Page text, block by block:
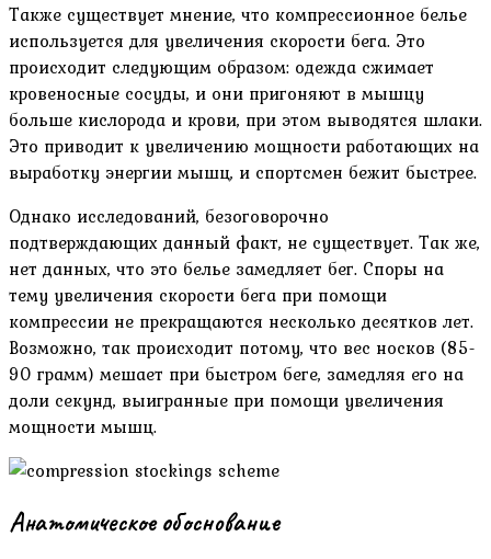
Также существует мнение, что компрессионное белье
используется для увеличения скорости бега. Это
происходит следующим образом: одежда сжимает
кровеносные сосуды, и они пригоняют в мышцу
больше кислорода и крови, при этом выводятся шлаки.
Это приводит к увеличению мощности работающих на
выработку энергии мышц, и спортсмен бежит быстрее.
Однако исследований, безоговорочно
подтверждающих данный факт, не существует. Так же,
нет данных, что это белье замедляет бег. Споры на
тему увеличения скорости бега при помощи
компрессии не прекращаются несколько десятков лет.
Возможно, так происходит потому, что вес носков (85-
90 грамм) мешает при быстром беге, замедляя его на
доли секунд, выигранные при помощи увеличения
мощности мышц.
Анатомическое обоснование